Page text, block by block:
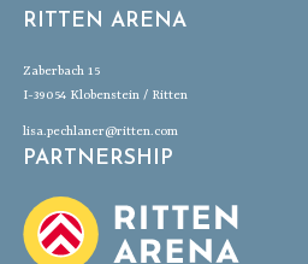
RITTEN ARENA
Zaberbach 15
I-39054 Klobenstein / Ritten
lisa.pechlaner@ritten.com
PARTNERSHIP